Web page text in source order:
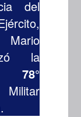
del
la
78°